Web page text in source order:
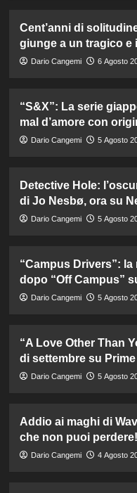
Cent’anni di
giunge a un tragico e
Dario Cangemi 6 Agosto
“S&X”: La serie
mal d’amore con
Dario Cangemi 5 Agosto
Detective Hole:
di Jo Nesbø, ora su
Dario Cangemi 5 Agosto
“Campus Drivers”:
dopo “Off Campus”
Dario Cangemi 5 Agosto
“A Love Other Than
di settembre su
Dario Cangemi 5 Agosto
Addio ai maghi di
che non puoi perdere!
Dario Cangemi 4 Agosto